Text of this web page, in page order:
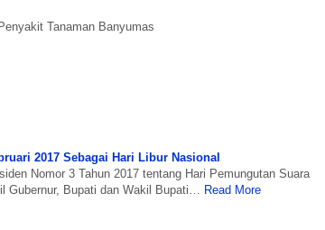
Tanaman Banyumas
2017 Sebagai Hari Libur Nasional
Nomor 3 Tahun 2017 tentang Hari Pemungutan Suara
Gubernur, Bupati dan Wakil Bupati…
Read More